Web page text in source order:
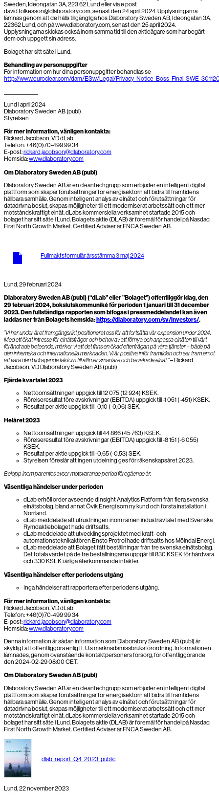
Sweden, Ideongatan 3A, 223 62 Lund eller via e post
david.folkesson@dlaboratory.com, senast den 24 april 2024. Upplysningarna
lämnas genom att de hålls tillgängliga hos Dlaboratory Sweden AB, Ideongatan 3A,
22362 Lund, och på www.dlaboratory.com, senast den 25 april 2024.
Upplysningarna skickas också inom samma tid till den aktieägare som har begärt
dem och uppgett sin adress.
Bolaget har sitt säte i Lund.
Behandling av personuppgifter
För information om hur dina personuppgifter behandlas se
http://www.euroclear.com/dam/ESw/Legal/
Lund i april 2024
Dlaboratory Sweden AB (publ)
Styrelsen
För mer information, vänligen kontakta:
Rickard Jacobson, VD dLab
Telefon: +46(0)70-499 99 34
E-post:rickard.jacobson@dlaboratory.com
Hemsida:www.dlaboratory.com
Om Dlaboratory Sweden AB (publ)
Dlaboratory Sweden AB är en cleantechgrupp som erbjuder en intelligent digital
plattform som skapar förutsättningar för energisektorn att bidra till framtidens
hållbara samhälle. Genom intelligent analys av elnätet och förutsättningar för
datadrivna beslut, skapas möjligheter till ett moderniserat arbetssätt och ett mer
motståndskraftigt elnät. dLabs kommersiella verksamhet startade 2015 och
bolaget har sitt säte i Lund. Bolagets aktie (DLAB) är föremål för handel på Nasdaq
First North Growth Market. Certified Adviser är FNCA Sweden AB.
Fullmaktsformulär årsstämma 3 maj 2024
Lund, 29 februari 2024
Dlaboratory Sweden AB (publ) (“dLab” eller ”Bolaget”) offentliggör idag, den
29 februari 2024, bokslutskommuniké för perioden 1 januari till 31 december
2023. Den fullständiga rapporten som bifogas i pressmeddelandet kan även
laddas ner från Bolagets hemsida:https://dlaboratory.com/sv/investors/.
”Vi har under året framgångsrikt positionerat oss för att fortsätta vår expansion under 2024.
Med ett ökat intresse för elnätsfrågor och behov av att förnya och anpassa elnäten till vårt
förändrade beteende, märker vi att det finns en ökad efterfrågan på våra tjänster – både på
den inhemska och internationella marknaden. Vi är positiva inför framtiden och ser fram emot
att vara den bidragande faktorn till alltmer smartare och bevakade elnät.”– Rickard
Jacobson, VD Dlaboratory Sweden AB (publ)
Fjärde kvartalet 2023
Nettoomsättningen uppgick till 12 075 (12 924) KSEK.
Rörelseresultat före avskrivningar (EBITDA) uppgick till -1 051 (-451) KSEK.
Resultat per aktie uppgick till -0,10 (-0,06) SEK.
Helåret 2023
Nettoomsättningen uppgick till 44 866 (45 763) KSEK.
Rörelseresultat före avskrivningar (EBITDA) uppgick till -8 151 (-6 055)
KSEK.
Resultat per aktie uppgick till -0,65 (-0,53) SEK.
Styrelsen föreslår att ingen utdelning ges för räkenskapsåret 2023.
Belopp inom parentes avser motsvarande period föregående år.
Väsentliga händelser under perioden
dLab erhöll order avseende dInsight Analytics Platform från flera svenska
elnätsbolag, bland annat Övik Energi som ny kund och första installation i
Norrland.
dLab meddelade att utrustningen inom ramen industriavtalet med Svenska
Rymdaktiebolaget hade driftsatts.
dLab meddelade att utvecklingsprojektet med kraft- och
automationsteknikaktören Ensto Protrol hade driftsatts hos Mölndal Energi.
dLab meddelade att Bolaget fått beställningar från tre svenska elnätsbolag.
Det totala värdet på de tre beställningarna uppgår till 830 KSEK för hårdvara
och 330 KSEK i årliga återkommande intäkter.
Väsentliga händelser efter periodens utgång
Inga händelser att rapportera efter periodens utgång.
För mer information, vänligen kontakta:
Rickard Jacobson, VD dLab
Telefon: +46(0)70-499 99 34
E-post:rickard.jacobson@dlaboratory.com
Hemsida:www.dlaboratory.com
Denna information är sådan information som Dlaboratory Sweden AB (publ) är
skyldigt att offentliggöra enligt EU:s marknadsmissbruksförordning. Informationen
lämnades, genom ovanstående kontaktpersoners försorg, för offentliggörande
den 2024-02-29 08:00 CET.
Om Dlaboratory Sweden AB (publ)
Dlaboratory Sweden AB är en cleantechgrupp som erbjuder en intelligent digital
plattform som skapar förutsättningar för energisektorn att bidra till framtidens
hållbara samhälle. Genom intelligent analys av elnätet och förutsättningar för
datadrivna beslut, skapas möjligheter till ett moderniserat arbetssätt och ett mer
motståndskraftigt elnät. dLabs kommersiella verksamhet startade 2015 och
bolaget har sitt säte i Lund. Bolagets aktie (DLAB) är föremål för handel på Nasdaq
First North Growth Market. Certified Adviser är FNCA Sweden AB.
dlab_report_Q4_2023_public
Lund, 22 november 2023